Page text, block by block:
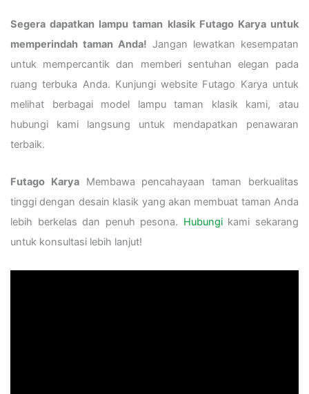
Segera dapatkan lampu taman klasik Futago Karya untuk
memperindah taman Anda! Jangan lewatkan kesempatan
untuk mempercantik dan memberi sentuhan elegan pada
ruang terbuka Anda. Kunjungi website Futago Karya untuk
melihat berbagai model lampu taman klasik kami, atau
hubungi kami langsung untuk mendapatkan penawaran
terbaik.
Futago KaryaMembawa pencahayaan taman berkualitas
tinggi dengan desain klasik yang akan membuat taman Anda
lebih berkelas dan penuh pesona. Hubungikami sekarang
untuk konsultasi lebih lanjut!